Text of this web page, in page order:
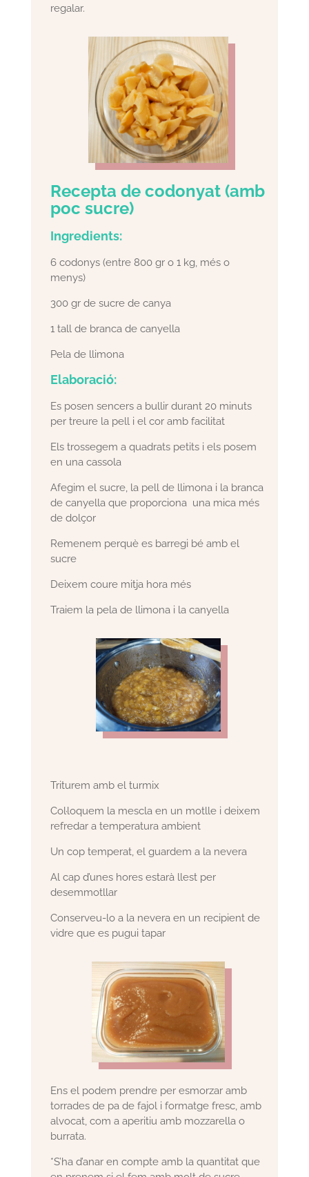
regalar.
Recepta de codonyat (amb
poc sucre)
Ingredients:
6 codonys (entre 800 gr o 1 kg, més o
menys)
300 gr de sucre de canya
1 tall de branca de canyella
Pela de llimona
Elaboració:
Es posen sencers a bullir durant 20 minuts
per treure la pell i el cor amb facilitat
Els trossegem a quadrats petits i els posem
en una cassola
Afegim el sucre, la pell de llimona i la branca
de canyella que proporciona una mica més
de dolçor
Remenem perquè es barregi bé amb el
sucre
Deixem coure mitja hora més
Traiem la pela de llimona i la canyella
Triturem amb el turmix
Col·loquem la mescla en un motlle i deixem
refredar a temperatura ambient
Un cop temperat, el guardem a la nevera
Al cap d’unes hores estarà llest per
desemmotllar
Conserveu-lo a la nevera en un recipient de
vidre que es pugui tapar
Ens el podem prendre per esmorzar amb
torrades de pa de fajol i formatge fresc, amb
alvocat, com a aperitiu amb mozzarella o
burrata.
*S’ha d’anar en compte amb la quantitat que